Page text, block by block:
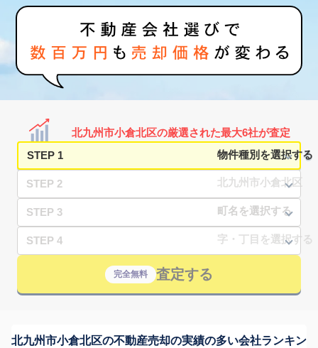
北九州市小倉北区の厳選された最大6社が査定
STEP 1
STEP 2
STEP 3
STEP 4
完全無料 査定する
北九州市小倉北区の不動産売却の実績の多い会社ランキン
家査定シミュレーター
お問い合わせ